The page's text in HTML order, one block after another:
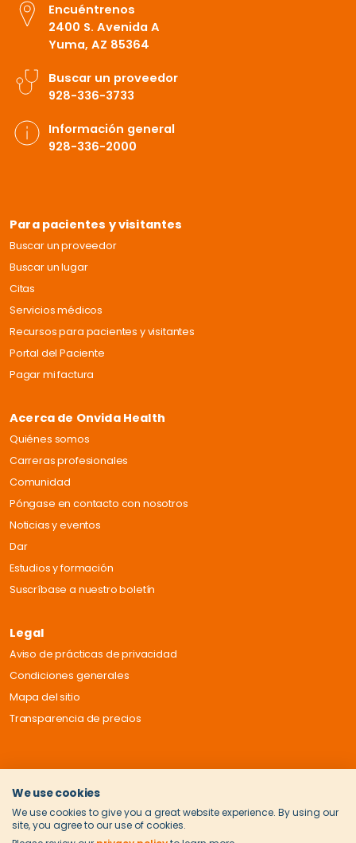
Encuéntrenos
2400 S. Avenida A
Yuma, AZ 85364
Buscar un proveedor
928-336-3733
Información general
928-336-2000
Para pacientes y visitantes
Buscar un proveedor
Buscar un lugar
Citas
Servicios médicos
Recursos para pacientes y visitantes
Portal del Paciente
Pagar mi factura
Acerca de Onvida Health
Quiénes somos
Carreras profesionales
Comunidad
Póngase en contacto con nosotros
Noticias y eventos
Dar
Estudios y formación
Suscríbase a nuestro boletín
Legal
Aviso de prácticas de privacidad
Condiciones generales
Mapa del sitio
Transparencia de precios
We use cookies
We use cookies to give you a great website experience. By using our
site, you agree to our use of cookies.